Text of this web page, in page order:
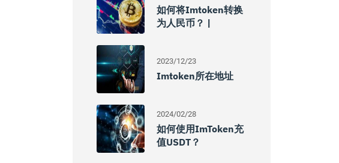
如何将imtoken转换
为人民币？ |
2023/12/23
Imtoken所在地址
2024/02/28
如何使用imToken充
值USDT？